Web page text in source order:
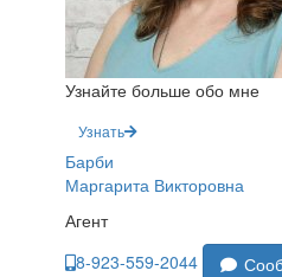
Узнайте больше обо мне
Узнать
Барби
Маргарита Викторовна
Агент
8-923-559-2044